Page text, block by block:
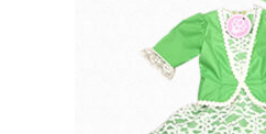
hasta
20,00€